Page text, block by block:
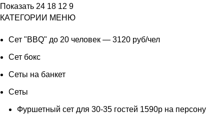
Показать 24 18 12 9
КАТЕГОРИИ МЕНЮ
Сет "BBQ" до 20 человек — 3120 руб/чел
Сет бокс
Сеты на банкет
Сеты
Фуршетный сет для 30-35 гостей 1590р на персону